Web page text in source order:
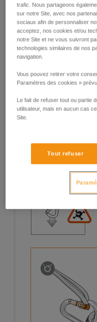
Exemples
terrain
1. Ouverture du
trafic. Nous partageons
sur notre Site, avec nos
sociaux afin de personnaliser
acceptez, nos cookies et/ou
notre Site et ne vous suivront
technologies similaires de nos
navigation.
Vous pouvez retirer votre
Paramètres des cookies »
Le fait de refuser tout ou partie
utilisateur, mais en aucun cas
Site.
Tout refuser